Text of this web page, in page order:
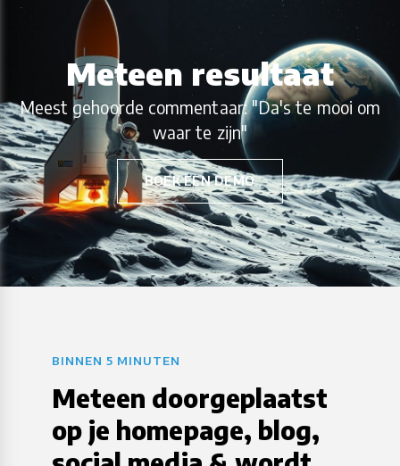
Meteen resultaat
Meest gehoorde commentaar: "Da's te mooi om
waar te zijn"
BOEK EEN DEMO
BINNEN 5 MINUTEN
Meteen doorgeplaatst
op je homepage, blog,